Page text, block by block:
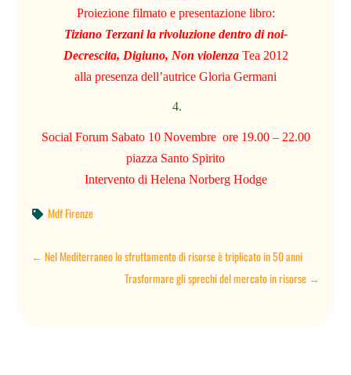
Proiezione filmato e presentazione libro:
Tiziano Terzani la rivoluzione dentro di noi-
Decrescita, Digiuno, Non violenzaTea 2012
alla presenza dell’autrice Gloria Germani
4.
Social Forum Sabato 10 Novembre ore 19.00 – 22.00
piazza Santo Spirito
Intervento di Helena Norberg Hodge
 Mdf Firenze
←Nel Mediterraneo lo sfruttamento di risorse è triplicato in 50 anni
Trasformare gli sprechi del mercato in risorse→